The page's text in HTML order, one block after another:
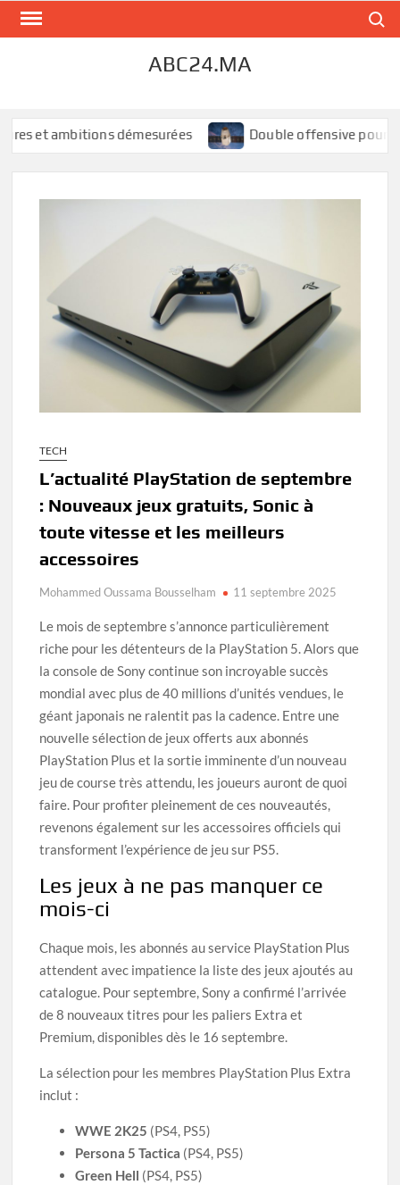
Skip
ABC24.MA
ambitions démesurées Double offensive pour
TECH
L’actualité PlayStation de septembre
: Nouveaux jeux gratuits, Sonic à
toute vitesse et les meilleurs
accessoires
Mohammed Oussama Bousselham 11 septembre 2025
Le mois de septembre s’annonce particulièrement
riche pour les détenteurs de la PlayStation 5. Alors que
la console de Sony continue son incroyable succès
mondial avec plus de 40 millions d’unités vendues, le
géant japonais ne ralentit pas la cadence. Entre une
nouvelle sélection de jeux offerts aux abonnés
PlayStation Plus et la sortie imminente d’un nouveau
jeu de course très attendu, les joueurs auront de quoi
faire. Pour profiter pleinement de ces nouveautés,
revenons également sur les accessoires officiels qui
transforment l’expérience de jeu sur PS5.
Les jeux à ne pas manquer ce
mois-ci
Chaque mois, les abonnés au service PlayStation Plus
attendent avec impatience la liste des jeux ajoutés au
catalogue. Pour septembre, Sony a confirmé l’arrivée
de 8 nouveaux titres pour les paliers Extra et
Premium, disponibles dès le 16 septembre.
La sélection pour les membres PlayStation Plus Extra
inclut :
WWE 2K25 (PS4, PS5)
Persona 5 Tactica (PS4, PS5)
Green Hell (PS4, PS5)